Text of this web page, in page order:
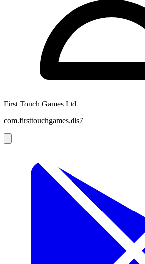
First Touch Games Ltd.
com.firsttouchgames.dls7